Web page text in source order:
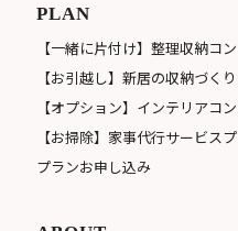
PLAN
【一緒に片付け】整理収納コ
【お引越し】新居の収納づく
【オプション】インテリアコ
【お掃除】家事代行サービス
プランお申し込み